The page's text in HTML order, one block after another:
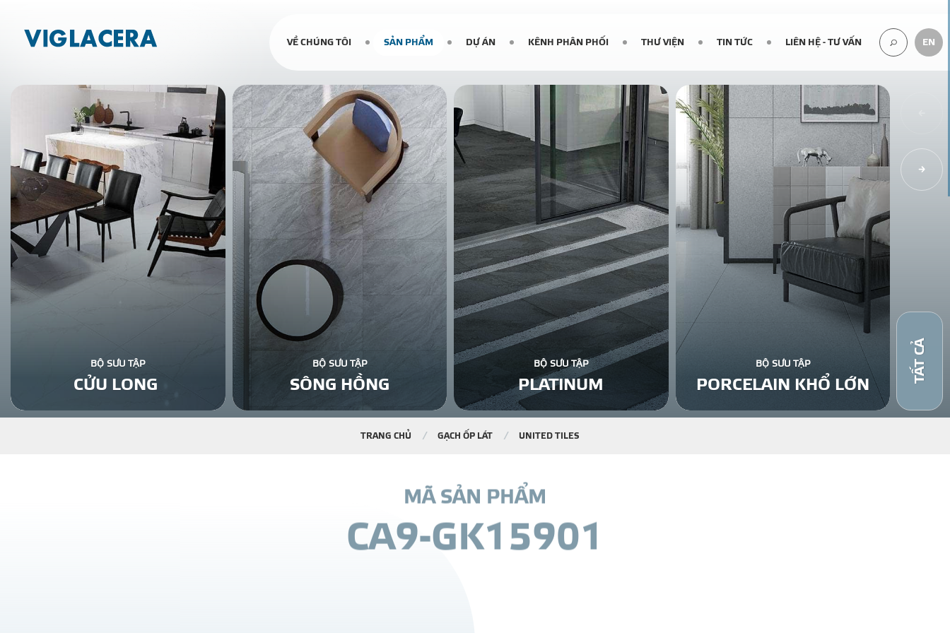
VỀ CHÚNG TÔI SẢN PHẨM DỰ ÁN KÊNH PHÂN PHỐI THƯ VIỆN TIN TỨC LIÊN HỆ - TƯ VẤN EN
BỘ SƯU TẬP
CỬU LONG
BỘ SƯU TẬP
SÔNG HỒNG
BỘ SƯU TẬP
PLATINUM
BỘ SƯU TẬP
PORCELAIN KHỔ LỚN
TẤT CẢ
TRANG CHỦ GẠCH ỐP LÁT UNITED TILES
MÃ SẢN PHẨM
CA9-GK1 5901